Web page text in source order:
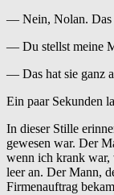
— Nein, Nolan. Das
— Du stellst meine
— Das hat sie ganz
Ein paar Sekunden
In dieser Stille
gewesen war. Der
wenn ich krank war,
leer an. Der Mann,
Firmenauftrag